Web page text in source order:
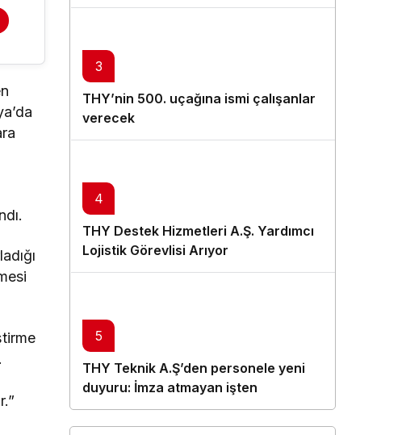
3
THY’nin 500. uçağına ismi çalışanlar
verecek
4
THY Destek Hizmetleri A.Ş. Yardımcı
Lojistik Görevlisi Arıyor
5
THY Teknik A.Ş’den personele yeni
duyuru: İmza atmayan işten
çıkarılacak